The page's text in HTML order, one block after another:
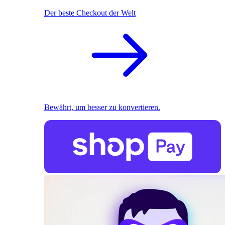
Der beste Checkout der Welt
Bewährt, um besser zu konvertieren.